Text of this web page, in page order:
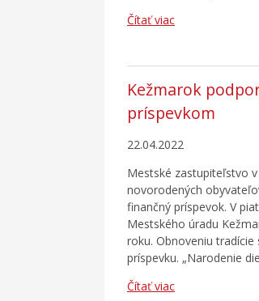
Čítať viac
Kežmarok
príspevkom
22.04.2022
Mestské zastupiteľstvo
novorodených
finančný príspevok. V
Mestského úradu
roku. Obnoveniu
príspevku. „Narodenie
Čítať viac